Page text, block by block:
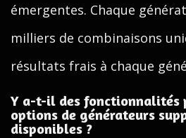
émergentes. Chaque
milliers de combinaisons
résultats frais à chaque
Y a-t-il des fonctionnalités
options de générateurs
disponibles ?